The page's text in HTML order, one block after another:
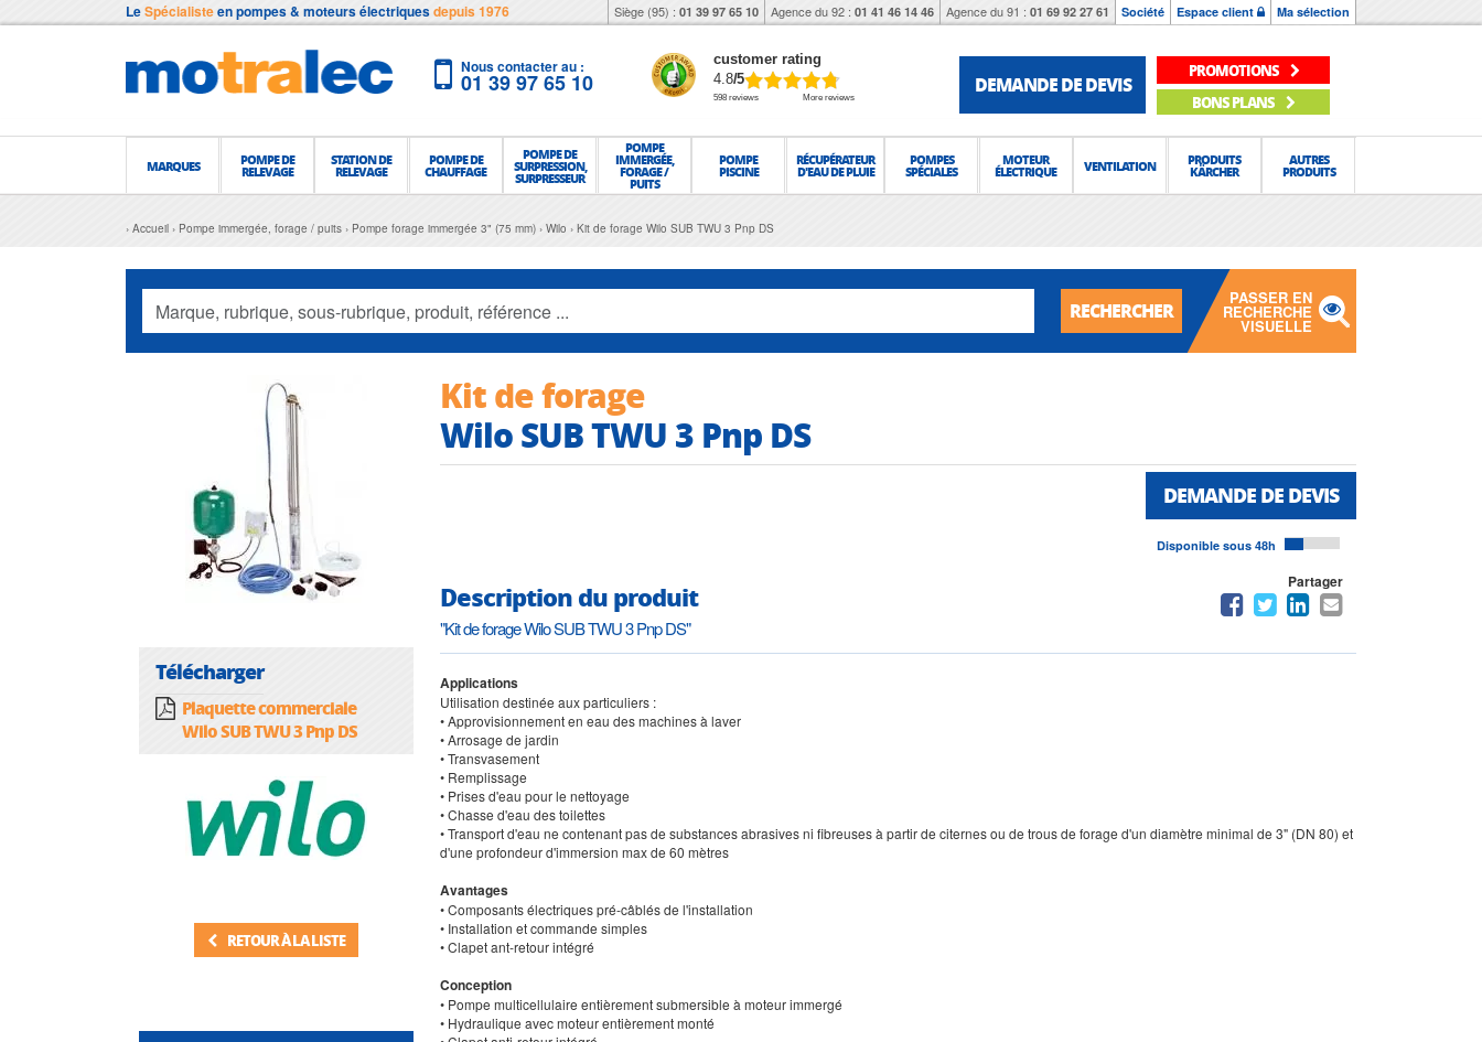
LeSpécialisteen pompes & moteurs électriquesdepuis 1976 Siège (95) : 01 39 97 65 10 Agence du 92 : 01 41 46 14 46 Agence du 91 : 01 69 92 27 61 Société Espace client Ma sélection
Nous contacter au :
01 39 97 65 10
customer rating
4.8/5
598 reviews More reviews
DEMANDE DE DEVIS
PROMOTIONS
BONS PLANS
MARQUES POMPE DE
RELEVAGE
STATION DE
RELEVAGE
POMPE DE
CHAUFFAGE
POMPE DE
SURPRESSION,
SURPRESSEUR
POMPE
IMMERGÉE,
FORAGE /
PUITS
POMPE
PISCINE
RÉCUPÉRATEUR
D'EAU DE PLUIE
POMPES
SPÉCIALES
MOTEUR
ÉLECTRIQUE VENTILATION PRODUITS
KÄRCHER
AUTRES
PRODUITS
Accueil Pompe immergée, forage / puits Pompe forage immergée 3" (75 mm) Wilo Kit de forage Wilo SUB TWU 3 Pnp DS
RECHERCHER
PASSER EN
RECHERCHE
VISUELLE
Télécharger
Plaquette commerciale
Wilo SUB TWU 3 Pnp DS
RETOUR À LA LISTE
Kit de forage
Wilo SUB TWU 3 Pnp DS
DEMANDE DE DEVIS
Disponible sous 48h
Description du produit
"Kit de forage Wilo SUB TWU 3 Pnp DS"
Partager
Applications
Utilisation destinée aux particuliers :
• Approvisionnement en eau des machines à laver
• Arrosage de jardin
• Transvasement
• Remplissage
• Prises d'eau pour le nettoyage
• Chasse d'eau des toilettes
• Transport d'eau ne contenant pas de substances abrasives ni fibreuses à partir de citernes ou de trous de forage d'un diamètre minimal de 3" (DN 80) et
d'une profondeur d'immersion max de 60 mètres
Avantages
• Composants électriques pré-câblés de l'installation
• Installation et commande simples
• Clapet ant-retour intégré
Conception
• Pompe multicellulaire entièrement submersible à moteur immergé
• Hydraulique avec moteur entièrement monté